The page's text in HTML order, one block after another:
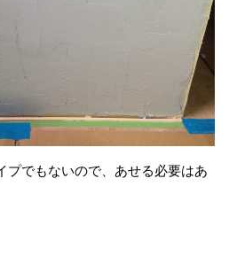
プでもないので、あせる必要はあ